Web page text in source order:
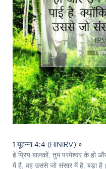
1 यूहन्ना 4:4 (HINIRV) »
हे प्रिय बालकों, तुम परमेश्‍वर के हो
में है, वह उससे जो संसार में है, बड़ा है।